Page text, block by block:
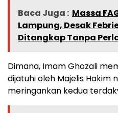
Baca Juga : Massa
Lampung, Desak
Ditangkap Tanpa
Dimana, Imam Ghozali
dijatuhi oleh Majelis Hakim
meringankan kedua